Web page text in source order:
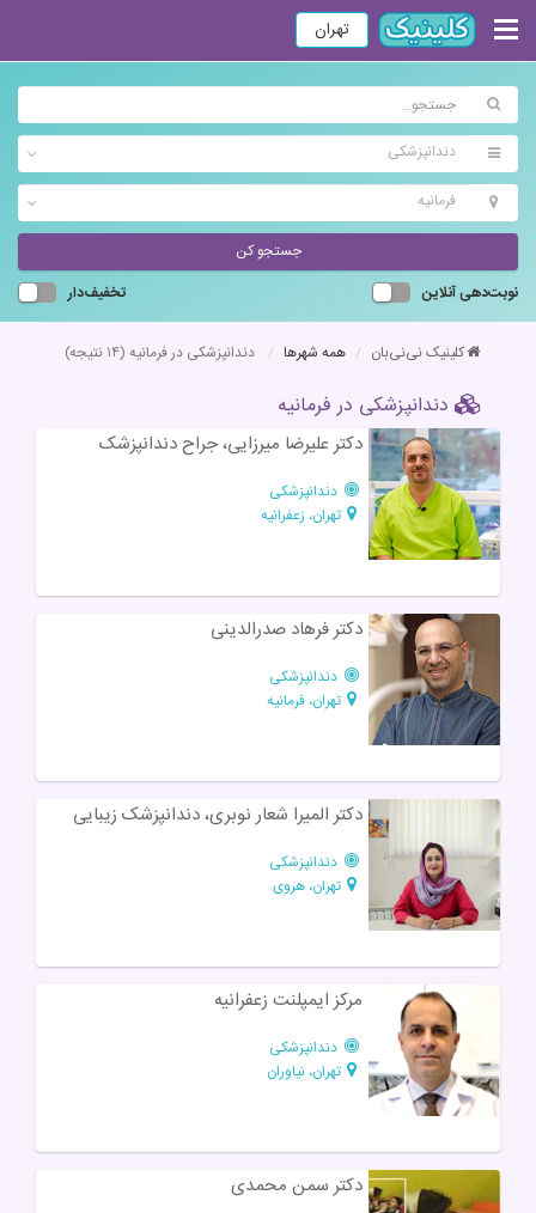
تهران
دندانپزشکی
فرمانیه
جستجو کن
نوبت‌دهی آنلاین
تخفیف‌دار
کلینیک نی‌نی‌بان همه شهرها دندانپزشکی در فرمانیه (۱۴ نتیجه)
دندانپزشکی در فرمانیه
دکتر علیرضا میرزایی، جراح دندانپزشک
دندانپزشکی
تهران، زعفرانیه
دکتر فرهاد صدرالدینی
دندانپزشکی
تهران، فرمانیه
دکتر المیرا شعار نوبری، دندانپزشک زیبایی
دندانپزشکی
تهران، هروی
مرکز ایمپلنت زعفرانیه
دندانپزشکی
تهران، نیاوران
دکتر سمن محمدی